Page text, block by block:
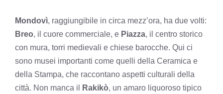
Mondovì, raggiungibile in circa mezz’ora, ha due volti:
Breo, il cuore commerciale, e Piazza, il centro storico
con mura, torri medievali e chiese barocche. Qui ci
sono musei importanti come quelli della Ceramica e
della Stampa, che raccontano aspetti culturali della
città. Non manca il
Rakikò, un amaro liquoroso tipico